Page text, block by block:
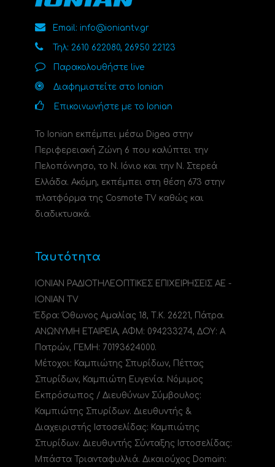
Email: info@ioniantv.gr
Τηλ: 2610 622080, 26950 22123
Παρακολουθήστε live
Διαφημιστείτε στο Ionian
Επικοινωνήστε με το Ionian
Το Ionian εκπέμπει μέσω Digea στην
Περιφερειακή Ζώνη 6 που καλύπτει την
Πελοπόννησο, το N. Ιόνιο και την Ν. Στερεά
Ελλάδα. Ακόμη, εκπέμπει στη θέση 673 στην
πλατφόρμα της Cosmote TV καθώς και
διαδικτυακά.
Ταυτότητα
ΙΟΝΙΑΝ ΡΑΔΙΟΤΗΛΕΟΠΤΙΚΕΣ ΕΠΙΧΕΙΡΗΣΕΙΣ ΑΕ -
IONIAN TV
Έδρα: Όθωνος Αμαλίας 18, Τ.Κ. 26221, Πάτρα.
ΑΝΩΝΥΜΗ ΕΤΑΙΡΕΙΑ, ΑΦΜ: 094233274, ΔΟΥ: A
Πατρών, ΓΕΜΗ: 70193624000.
Μέτοχοι: Καμπιώτης Σπυρίδων, Πέττας
Σπυρίδων, Καμπιώτη Ευγενία. Νόμιμος
Εκπρόσωπος / Διευθύνων Σύμβουλος:
Καμπιώτης Σπυρίδων. Διευθυντής &
Διαχειριστής Ιστοσελίδας: Καμπιώτης
Σπυρίδων. Διευθυντής Σύνταξης Ιστοσελίδας:
Μπάστα Τριανταφυλλιά. Δικαιούχος Domain: